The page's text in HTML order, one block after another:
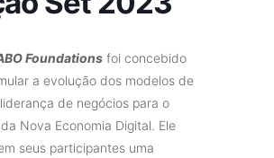
Foundations foi concebido
a evolução dos modelos de
de negócios para o
Nova Economia Digital. Ele
seus participantes uma